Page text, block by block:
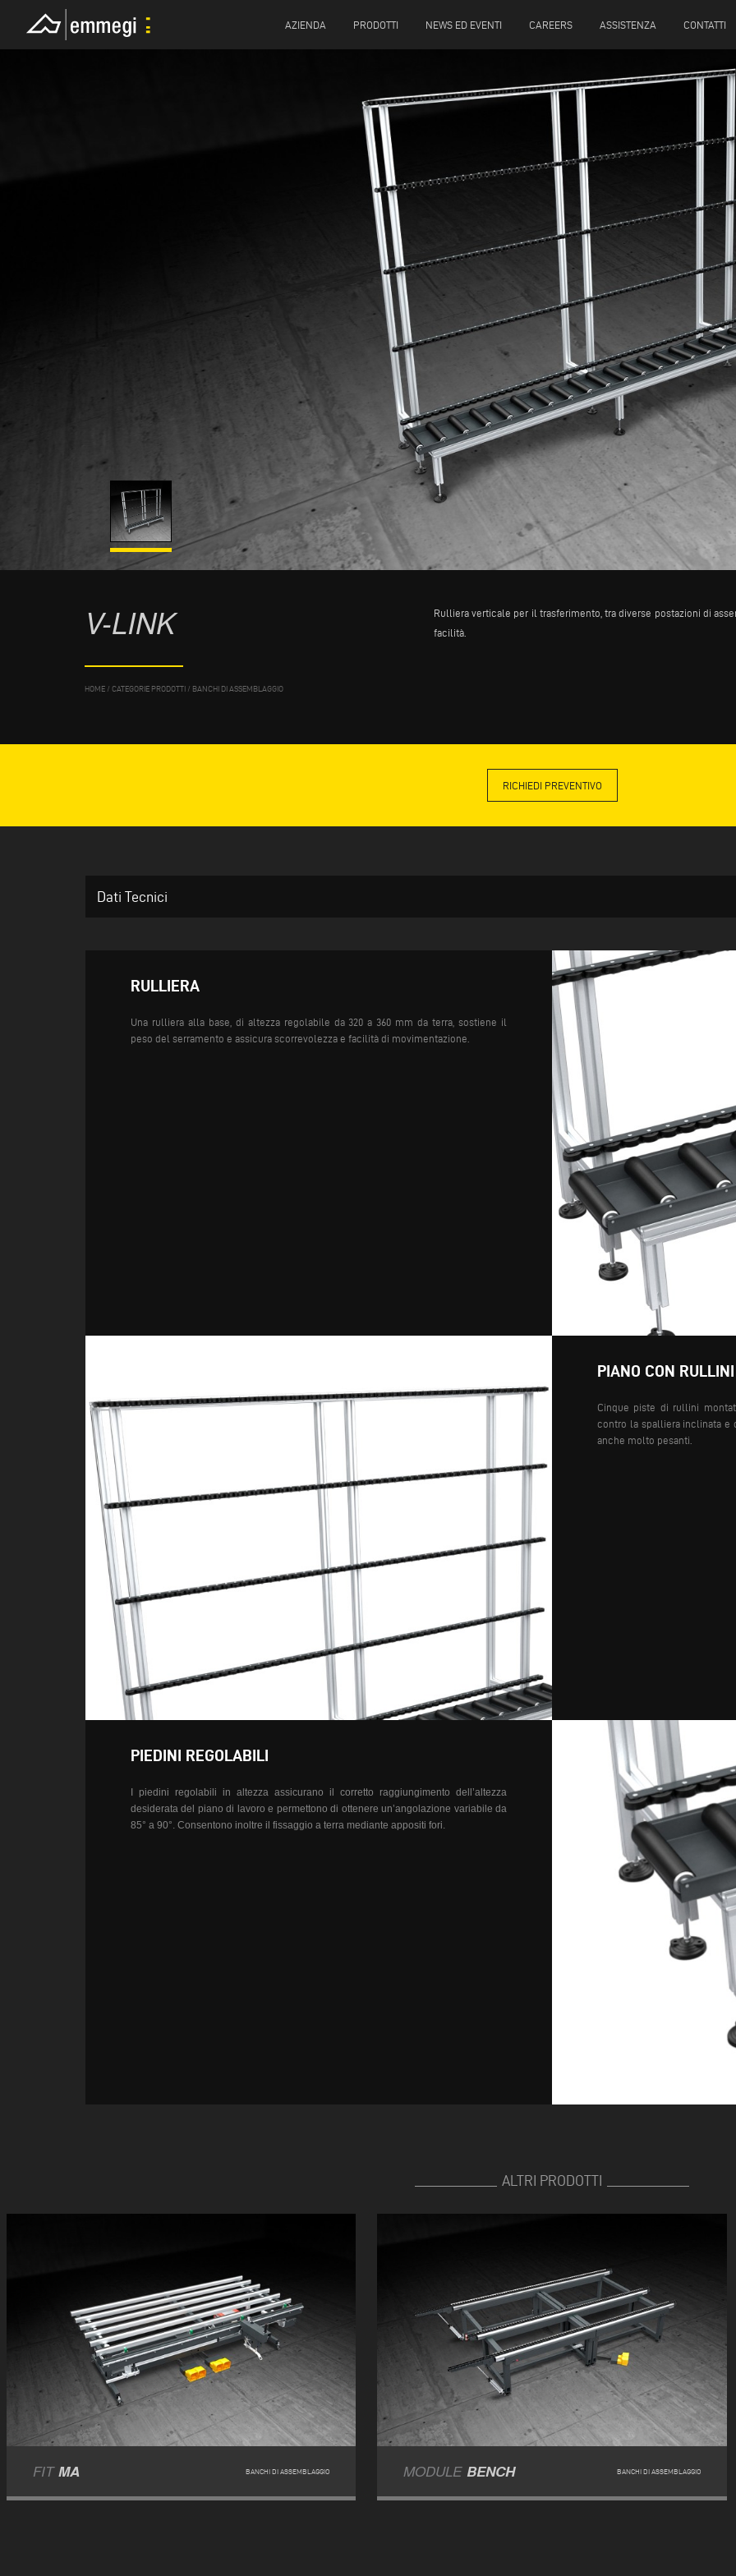
AZIENDA PRODOTTI NEWS ED EVENTI CAREERS ASSISTENZA CONTATTI
V-LINK
HOME/ CATEGORIE PRODOTTI / BANCHI DI ASSEMBLAGGIO
Rulliera verticale per il trasferimento, tra diverse postazioni di
facilità.
RICHIEDI PREVENTIVO
Dati Tecnici
RULLIERA
Una rulliera alla base, di altezza regolabile da 320 a 360 mm da terra, sostiene il
peso del serramento e assicura scorrevolezza e facilità di movimentazione.
PIANO CON
Cinque piste di rullini
contro la spalliera inclinata e
anche molto pesanti.
PIEDINI REGOLABILI
I piedini regolabili in altezza assicurano il corretto raggiungimento dell’altezza
desiderata del piano di lavoro e permettono di ottenere un’angolazione variabile da
85° a 90°. Consentono inoltre il fissaggio a terra mediante appositi fori.
ALTRI PRODOTTI
FIT MA BANCHI DI ASSEMBLAGGIO MODULE BENCH BANCHI DI ASSEMBLAGGIO